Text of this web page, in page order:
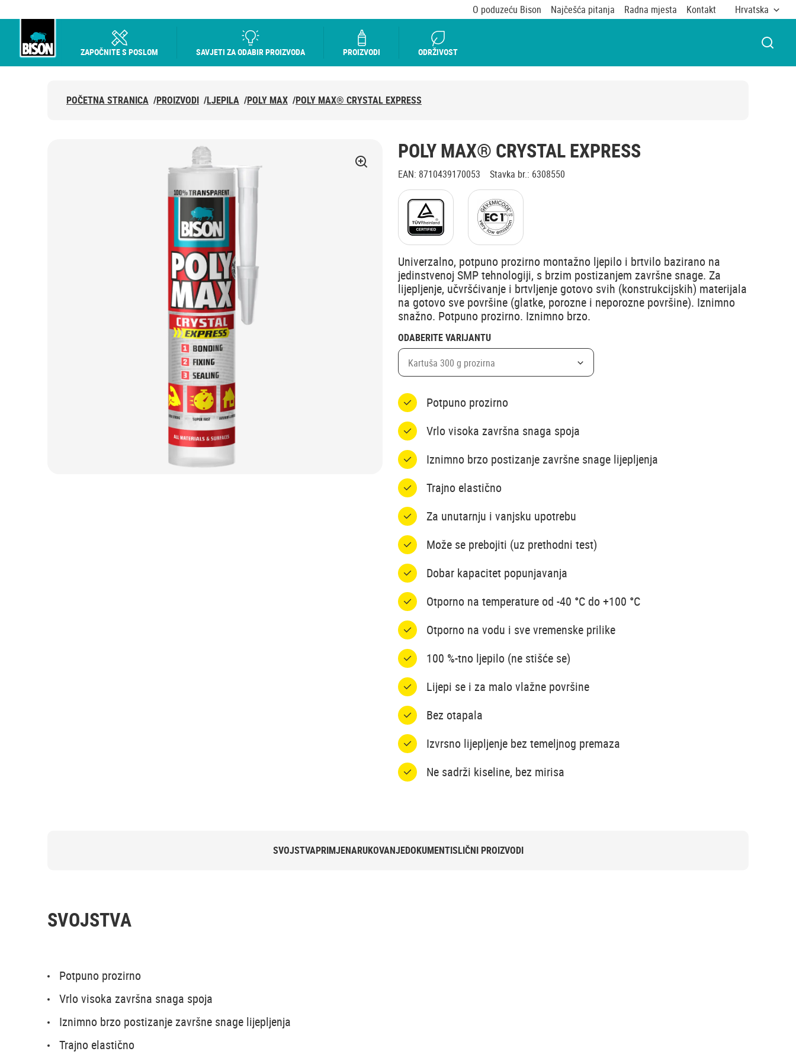
O poduzeću Bison Najčešća pitanja Radna mjesta Kontakt Hrvatska
ZAPOČNITE S POSLOM SAVJETI ZA ODABIR PROIZVODA PROIZVODI ODRŽIVOST
POČETNA STRANICA /PROIZVODI /LJEPILA /POLY MAX /POLY MAX® CRYSTAL EXPRESS
POLY MAX® CRYSTAL EXPRESS
EAN: 8710439170053 Stavka br.: 6308550
Univerzalno, potpuno prozirno montažno ljepilo i brtvilo bazirano na
jedinstvenoj SMP tehnologiji, s brzim postizanjem završne snage. Za
lijepljenje, učvršćivanje i brtvljenje gotovo svih (konstrukcijskih) materijala
na gotovo sve površine (glatke, porozne i neporozne površine). Iznimno
snažno. Potpuno prozirno. Iznimno brzo.
ODABERITE VARIJANTU
Kartuša 300 g prozirna
Potpuno prozirno
Vrlo visoka završna snaga spoja
Iznimno brzo postizanje završne snage lijepljenja
Trajno elastično
Za unutarnju i vanjsku upotrebu
Može se prebojiti (uz prethodni test)
Dobar kapacitet popunjavanja
Otporno na temperature od -40 °C do +100 °C
Otporno na vodu i sve vremenske prilike
100 %-tno ljepilo (ne stišće se)
Lijepi se i za malo vlažne površine
Bez otapala
Izvrsno lijepljenje bez temeljnog premaza
Ne sadrži kiseline, bez mirisa
SVOJSTVAPRIMJENARUKOVANJEDOKUMENTISLIČNI PROIZVODI
SVOJSTVA
Potpuno prozirno
Vrlo visoka završna snaga spoja
Iznimno brzo postizanje završne snage lijepljenja
Trajno elastično